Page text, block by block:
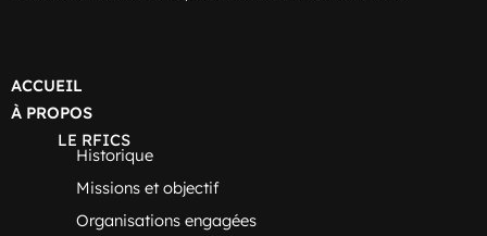
ACCUEIL
À PROPOS
LE RFICS
Historique
Missions et objectif
Organisations engagées